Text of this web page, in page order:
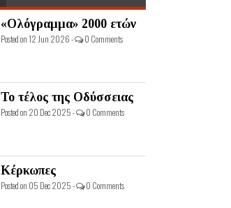
«Ολόγραμμα» 2000 ετών
Posted on 12 Jun 2026 - 0 Comments
Το τέλος της Οδύσσειας
Posted on 20 Dec 2025 - 0 Comments
Κέρκωπες
Posted on 05 Dec 2025 - 0 Comments